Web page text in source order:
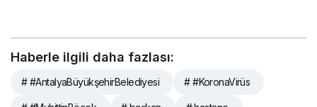
Haberle ilgili daha fazlası:
# #AntalyaBüyükşehirBelediyesi # #KoronaVirüs